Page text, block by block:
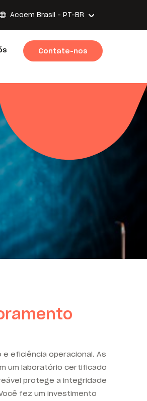
Acoem Brasil - PT-BR
Contate-nos
eficiência operacional. As
um laboratório certificado
protege a integridade
fez um investimento